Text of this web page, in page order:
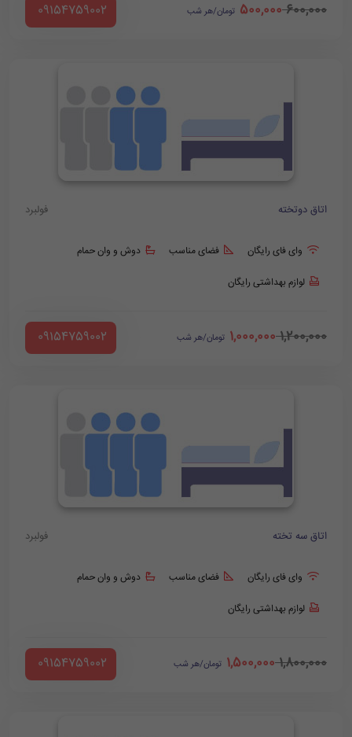
600,000
500,000 تومان/هر شب ‪ 09154759002
اتاق دوتخته فولبرد
وای فای رایگان فضای مناسب دوش و وان حمام
لوازم بهداشتی رایگان
1,200,000
1,000,000 تومان/هر شب ‪ 09154759002
اتاق سه تخته فولبرد
وای فای رایگان فضای مناسب دوش و وان حمام
لوازم بهداشتی رایگان
1,800,000
1,500,000 تومان/هر شب ‪ 09154759002